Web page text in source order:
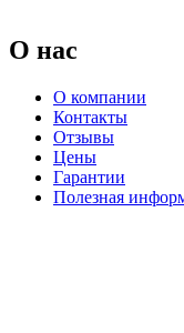
О нас
О компании
Контакты
Отзывы
Цены
Гарантии
Полезная